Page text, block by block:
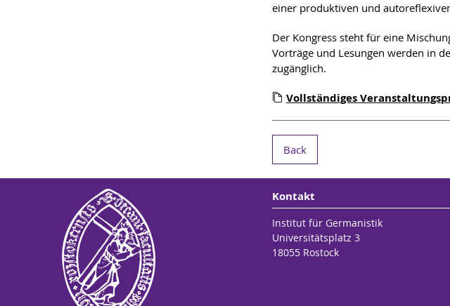
einer produktiven und
Der Kongress steht für eine
Vorträge und Lesungen werden in
zugänglich.
Vollständiges
Back
Kontakt
Institut für Germanistik
Universitätsplatz 3
18055 Rostock